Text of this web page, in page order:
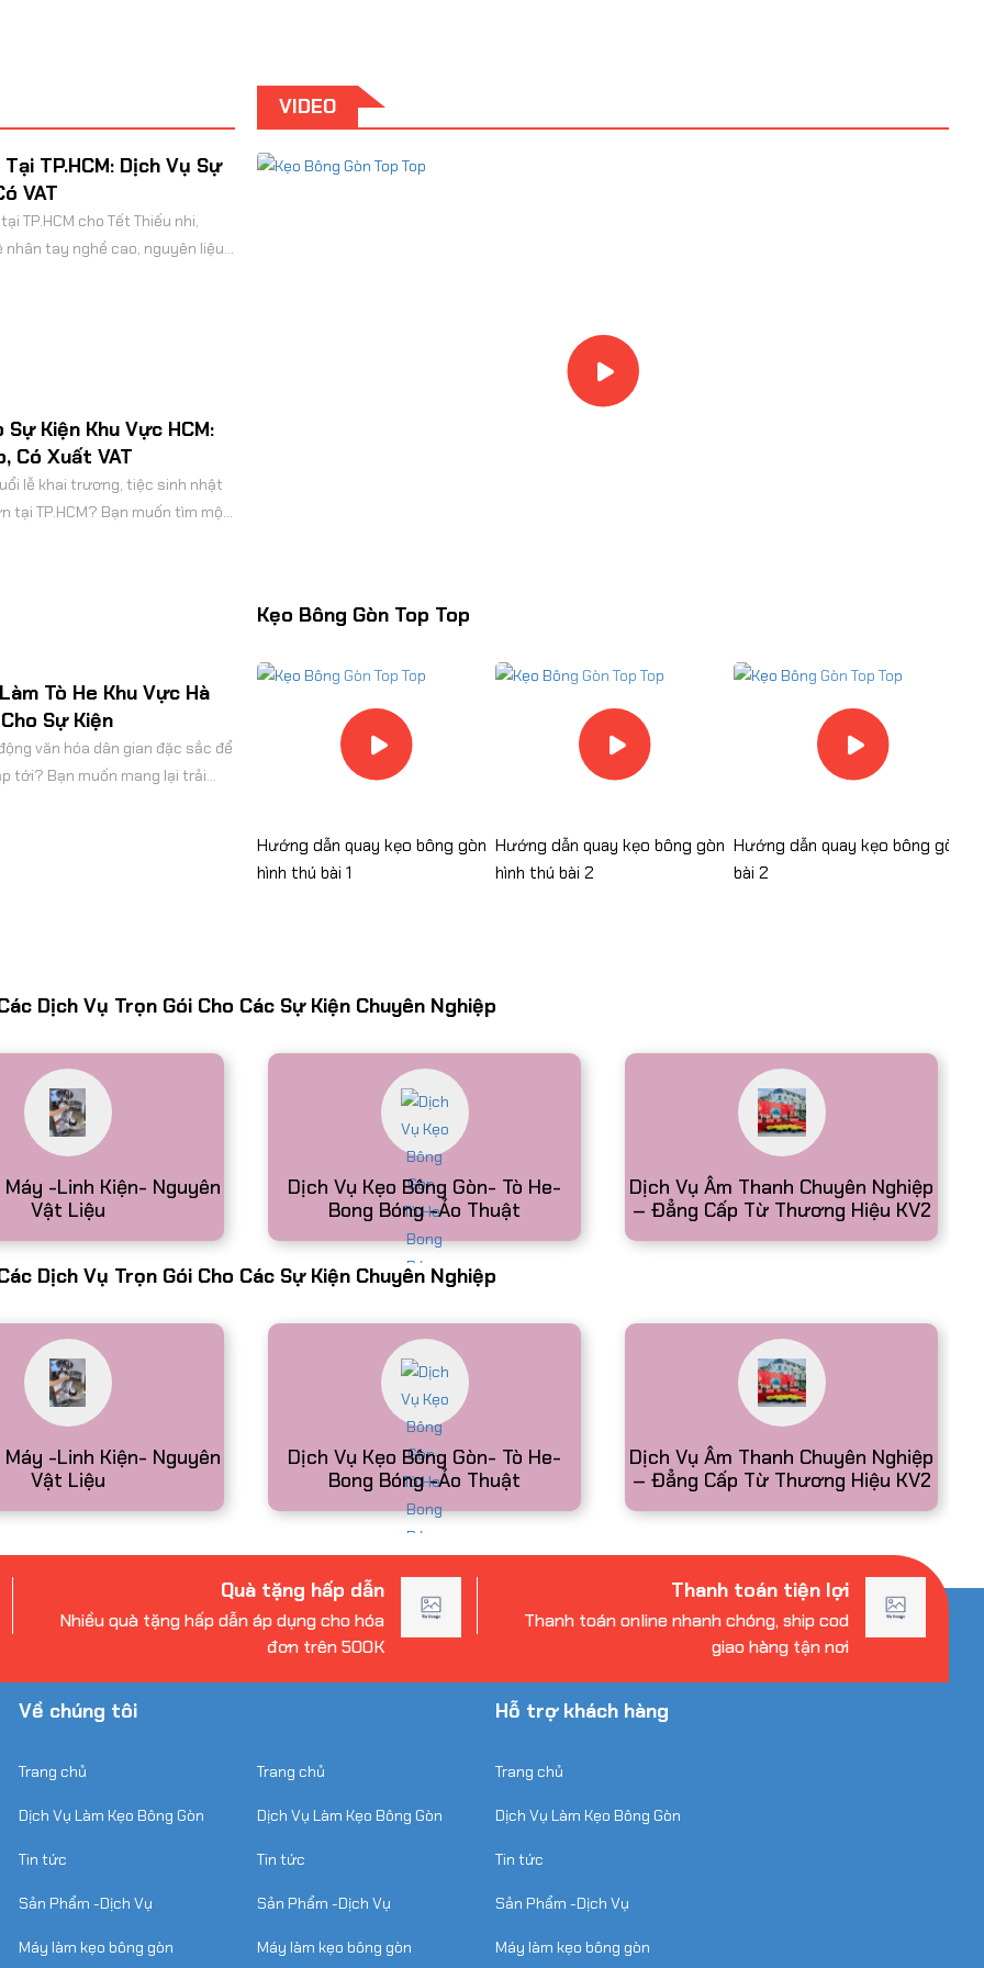
TP.HCM: Dịch Vụ Sự
VAT
TP.HCM cho Tết Thiếu nhi,
nhân tay nghề cao, nguyên liệu
Kiện Khu Vực HCM:
Có Xuất VAT
lễ khai trương, tiệc sinh nhật
TP.HCM? Bạn muốn tìm một
Tò He Khu Vực Hà
Sự Kiện
văn hóa dân gian đặc sắc để
tới? Bạn muốn mang lại trải
buổi tiệc sinh nhật, ngày hội
ngào, vừa thu hút đám
Làm Bắp Rang Bơ Sự
Nghiệp, Có VAT
và muốn tìm một món ăn
chọn hoàn hảo. Với hương
Bơ Ở HCM Cho Các Sự
Pháp Thu Hút Khách
rất quan trọng. Một trong
nghiệp, trường học và đơn
Xuất Hóa Đơn VAT
lễ hội văn hóa và hoạt động
nghề lâu năm, kỹ thuật nặn
VIDEO
Kẹo Bông Gòn Top Top
Hướng dẫn quay kẹo bông gòn
hình thú bài 1
Hướng dẫn quay kẹo bông gòn
hình thú bài 2
Hướng dẫn quay kẹo bông gòn
bài 2
Dịch Vụ Trọn Gói Cho Các Sự Kiện Chuyên Nghiệp
Máy -Linh Kiện- Nguyên
Vật Liệu
Dịch Vụ Kẹo Bông Gòn- Tò He-
Bong Bóng -Ảo Thuật
Dịch Vụ Âm Thanh Chuyên Nghiệp
– Đẳng Cấp Từ Thương Hiệu KV2
Dịch Vụ Trọn Gói Cho Các Sự Kiện Chuyên Nghiệp
Máy -Linh Kiện- Nguyên
Vật Liệu
Dịch Vụ Kẹo Bông Gòn- Tò He-
Bong Bóng -Ảo Thuật
Dịch Vụ Âm Thanh Chuyên Nghiệp
– Đẳng Cấp Từ Thương Hiệu KV2
Quà tặng hấp dẫn
Nhiều quà tặng hấp dẫn áp dụng cho hóa
đơn trên 500K
Thanh toán tiện lợi
Thanh toán online nhanh chóng, ship cod
giao hàng tận nơi
Về chúng tôi
Trang chủ
Dịch Vụ Làm Kẹo Bông Gòn
Tin tức
Sản Phẩm -Dịch Vụ
Máy làm kẹo bông gòn
Trang chủ
Dịch Vụ Làm Kẹo Bông Gòn
Tin tức
Sản Phẩm -Dịch Vụ
Máy làm kẹo bông gòn
Hỗ trợ khách hàng
Trang chủ
Dịch Vụ Làm Kẹo Bông Gòn
Tin tức
Sản Phẩm -Dịch Vụ
Máy làm kẹo bông gòn